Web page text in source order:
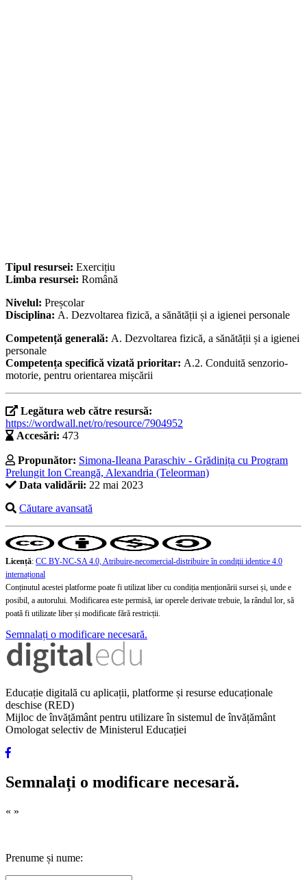
Tipul resursei: Exercițiu
Limba resursei: Română
Nivelul: Preșcolar
Disciplina: A. Dezvoltarea fizică, a sănătății și a igienei personale
Competență generală: A. Dezvoltarea fizică, a sănătății și a igienei
personale
Competența specifică vizată prioritar: A.2. Conduită senzorio-
motorie, pentru orientarea mișcării
Legătura web către resursă:
https://wordwall.net/ro/resource/7904952
Accesări: 473
Propunător: Simona-Ileana Paraschiv - Grădinița cu Program
Prelungit Ion Creangă, Alexandria (Teleorman)
Data validării: 22 mai 2023
Căutare avansată
Licență: CC BY-NC-SA 4.0, Atribuire-necomercial-distribuire în condiţii identice 4.0
internațional
Conținutul acestei platforme poate fi utilizat liber cu condiția menționării sursei și, unde e
posibil, a autorului. Modificarea este permisă, iar operele derivate trebuie, la rândul lor, să
poată fi utilizate liber și modificate fără restricții.
Semnalați o modificare necesară.
Educație digitală cu aplicații, platforme și resurse educaționale
deschise (RED)
Mijloc de învățământ pentru utilizare în sistemul de învățământ
Omologat selectiv de Ministerul Educației
Semnalați o modificare necesară.
« »
Prenume și nume: